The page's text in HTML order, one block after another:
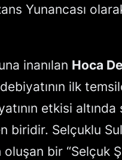
Yunancası
inanılan Hoca
ilk
etkisi altında
biridir. Selçuklu
bir “Selçuk